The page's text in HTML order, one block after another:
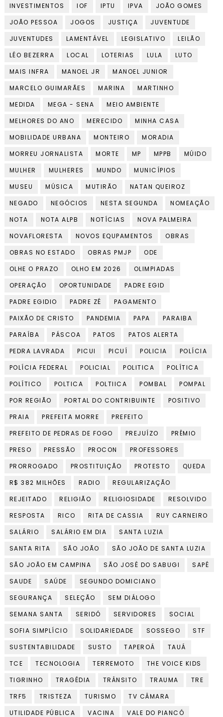
INVESTIMENTOS
IOF IPTU IPVA
JOÃO GOMES
JOÃO PESSOA
JOGOS JUSTIÇA
JUVENTUDE
JUVENTUDES
LAMENTÁVEL LEGISLATIVO
LEILÃO
LÉO BEZERRA
LOCAL LOTERIAS LULA
LUTO
MAIS INFRA
MANOEL JR
MANOEL JUNIOR
MARCELO GUIMARÃES
MARINA
MARTINHO
MEDIDA
MEGA - SENA
MEIO AMBIENTE
MELHORES DO ANO
MERECIDO
MINHA CASA
MOBILIDADE URBANA
MONTEIRO
MORADIA
MORREU JORNALISTA
MORTE MP MPPB
MÚIDO
MULHER
MULHERES MUNDO
MUNICÍPIOS
MUSEU
MÚSICA MUTIRÃO
NATAN QUEIROZ
NEGADO
NEGÓCIOS NESTA SEGUNDA
NOMEAÇÃO
NOTA
NOTA ALPB NOTÍCIAS
NOVA PALMEIRA
NOVAFLORESTA
NOVOS EQUPAMENTOS
OBRAS
OBRAS NO ESTADO
OBRAS PMJP
ODE
OLHE O PRAZO
OLHO EM 2026
OLIMPIADAS
OPERAÇÃO
OPORTUNIDADE
PADRE EGID
PADRE EGIDIO
PADRE ZÉ
PAGAMENTO
PAIXÃO DE CRISTO
PANDEMIA PAPA
PARAIBA
PARAÍBA
PÁSCOA PATOS
PATOS ALERTA
PEDRA LAVRADA
PICUI PICUÍ POLICIA
POLÍCIA
POLÍCIA FEDERAL
POLICIAL POLITICA
POLÍTICA
POLÍTICO
POLTICA POLTIICA POMBAL
POMPAL
POR REGIÃO
PORTAL DO CONTRIBUINTE
POSITIVO
PRAIA
PREFEITA MORRE
PREFEITO
PREFEITO DE PEDRAS DE FOGO
PREJUÍZO
PRÊMIO
PRESO
PRESSÃO PROCON
PROFESSORES
PRORROGADO
PROSTITUIÇÃO PROTESTO
QUEDA
R$ 382 MILHÕES
RADIO
REGULARIZAÇÃO
REJEITADO
RELIGIÃO RELIGIOSIDADE
RESOLVIDO
RESPOSTA
RICO RITA DE CASSIA
RUY CARNEIRO
SALÁRIO
SALÁRIO EM DIA
SANTA LUZIA
SANTA RITA
SÃO JOÃO
SÃO JOÃO DE SANTA LUZIA
SÃO JOÃO EM CAMPINA
SÃO JOSÉ DO SABUGI
SAPÉ
SAUDE
SAÚDE
SEGUNDO DOMICIANO
SEGURANÇA
SELEÇÃO
SEM DIÁLOGO
SEMANA SANTA
SERIDÓ SERVIDORES
SOCIAL
SOFIA SIMPLÍCIO
SOLIDARIEDADE SOSSEGO
STF
SUSTENTABILIDADE
SUSTO TAPEROÁ
TAUÁ
TCE
TECNOLOGIA TERREMOTO
THE VOICE KIDS
TIGRINHO
TRAGÉDIA TRÂNSITO TRAUMA
TRE
TRF5
TRISTEZA TURISMO
TV CÂMARA
UTILIDADE PÚBLICA
VACINA VALE DO PIANCÓ